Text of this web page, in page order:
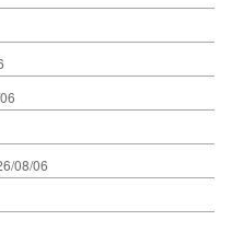
08/06